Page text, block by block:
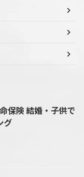
保険 結婚・子供で
グ